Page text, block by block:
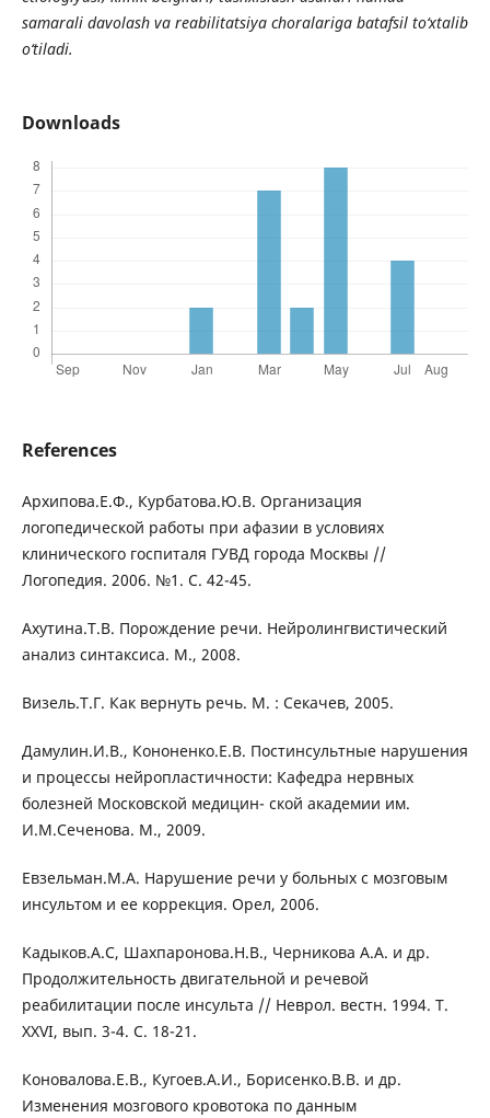
samarali davolash va reabilitatsiya choralariga batafsil to‘xtalib
o‘tiladi.
Downloads
References
Архипова.Е.Ф., Курбатова.Ю.В. Организация
логопедической работы при афазии в условиях
клинического госпиталя ГУВД города Москвы //
Логопедия. 2006. №1. С. 42-45.
Ахутина.Т.В. Порождение речи. Нейролингвистический
анализ синтаксиса. М., 2008.
Визель.Т.Г. Как вернуть речь. М. : Секачев, 2005.
Дамулин.И.В., Кононенко.Е.В. Постинсультные нарушения
и процессы нейропластичности: Кафедра нервных
болезней Московской медицин- ской академии им.
И.М.Сеченова. М., 2009.
Евзельман.М.А. Нарушение речи у больных с мозговым
инсультом и ее коррекция. Орел, 2006.
Кадыков.А.С, Шахпаронова.Н.В., Черникова А.А. и др.
Продолжительность двигательной и речевой
реабилитации после инсульта // Неврол. вестн. 1994. Т.
ХХVI, вып. 3-4. С. 18-21.
Коновалова.Е.В., Кугоев.А.И., Борисенко.В.В. и др.
Изменения мозгового кровотока по данным